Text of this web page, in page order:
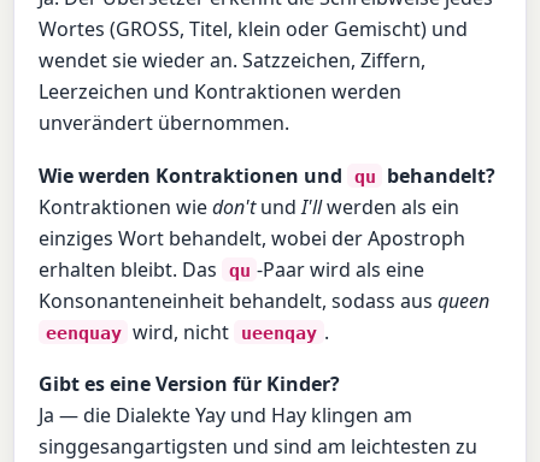
Wortes (GROSS, Titel, klein oder Gemischt) und
wendet sie wieder an. Satzzeichen, Ziffern,
Leerzeichen und Kontraktionen werden
unverändert übernommen.
Wie werden Kontraktionen und
qu
behandelt?
Kontraktionen wiedon'tundI'llwerden als ein
einziges Wort behandelt, wobei der Apostroph
erhalten bleibt. Das
qu -Paar wird als eine
Konsonanteneinheit behandelt, sodass ausqueen
eenquay wird, nicht ueenqay .
Gibt es eine Version für Kinder?
Ja — die Dialekte Yay und Hay klingen am
singgesangartigsten und sind am leichtesten zu